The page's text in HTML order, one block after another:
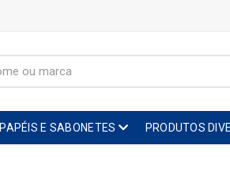
PAPÉIS E SABONETES PRODUTOS